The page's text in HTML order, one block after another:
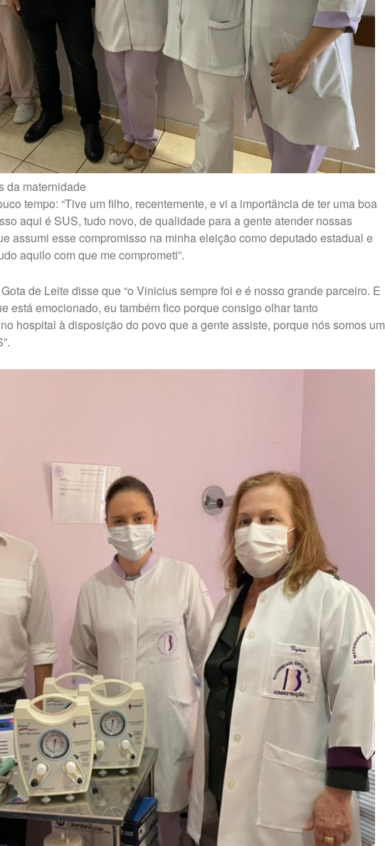
da maternidade
tempo: “Tive um filho, recentemente, e vi a importância de ter uma boa
aqui é SUS, tudo novo, de qualidade para a gente atender nossas
assumi esse compromisso na minha eleição como deputado estadual e
aquilo com que me comprometi”.
de Leite disse que “o Vinicius sempre foi e é nosso grande parceiro. E
está emocionado, eu também fico porque consigo olhar tanto
hospital à disposição do povo que a gente assiste, porque nós somos um